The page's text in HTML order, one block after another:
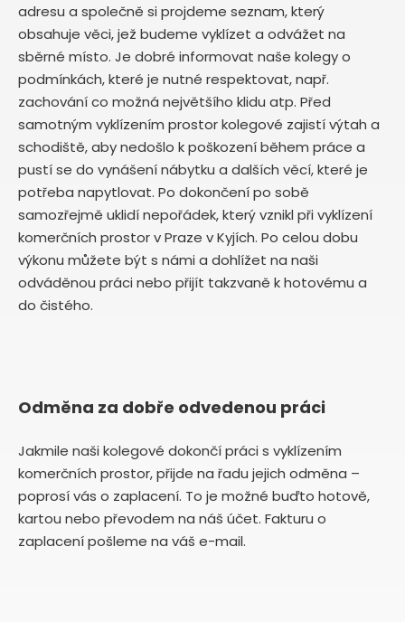
adresu a společně si projdeme seznam, který
obsahuje věci, jež budeme vyklízet a odvážet na
sběrné místo. Je dobré informovat naše kolegy o
podmínkách, které je nutné respektovat, např.
zachování co možná největšího klidu atp. Před
samotným vyklízením prostor kolegové zajistí výtah a
schodiště, aby nedošlo k poškození během práce a
pustí se do vynášení nábytku a dalších věcí, které je
potřeba napytlovat. Po dokončení po sobě
samozřejmě uklidí nepořádek, který vznikl při vyklízení
komerčních prostor v Praze v Kyjích. Po celou dobu
výkonu můžete být s námi a dohlížet na naši
odváděnou práci nebo přijít takzvaně k hotovému a
do čistého.
Odměna za dobře odvedenou práci
Jakmile naši kolegové dokončí práci s vyklízením
komerčních prostor, přijde na řadu jejich odměna –
poprosí vás o zaplacení. To je možné buďto hotově,
kartou nebo převodem na náš účet. Fakturu o
zaplacení pošleme na váš e-mail.